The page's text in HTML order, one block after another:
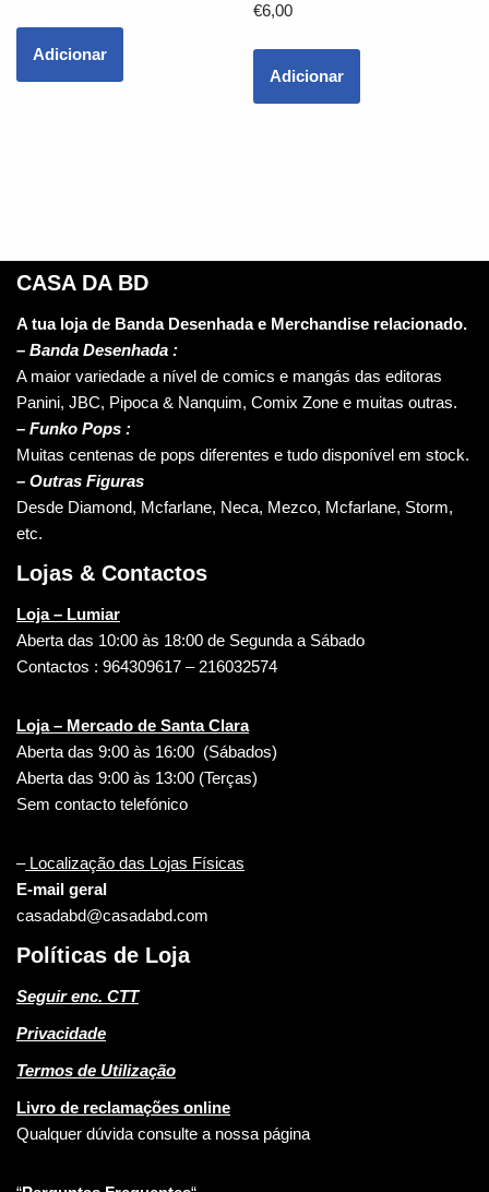
Adicionar
€6,00
Adicionar
CASA DA BD
A tua loja de Banda Desenhada e Merchandise relacionado.
– Banda Desenhada :
A maior variedade a nível de comics e mangás das editoras
Panini, JBC, Pipoca & Nanquim, Comix Zone e muitas outras.
– Funko Pops :
Muitas centenas de pops diferentes e tudo disponível em stock.
– Outras Figuras
Desde Diamond, Mcfarlane, Neca, Mezco, Mcfarlane, Storm,
etc.
Lojas & Contactos
Loja – Lumiar
Aberta das 10:00 às 18:00 de Segunda a Sábado
Contactos : 964309617 – 216032574
Loja – Mercado de Santa Clara
Aberta das 9:00 às 16:00 (Sábados)
Aberta das 9:00 às 13:00 (Terças)
Sem contacto telefónico
–Localização das Lojas Físicas
E-mail geral
casadabd@casadabd.com
Políticas de Loja
Seguir enc. CTT
Privacidade
Termos de Utilização
Livro de reclamações online
Qualquer dúvida consulte a nossa página